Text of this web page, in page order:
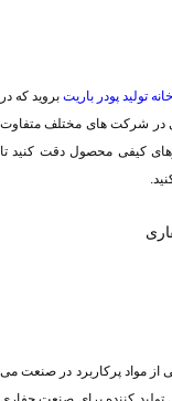
تولید پودر باریت